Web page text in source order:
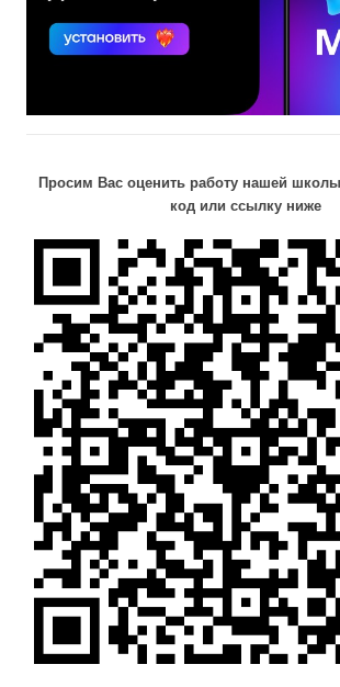
Просим Вас оценить работу нашей
код или ссылку ниже